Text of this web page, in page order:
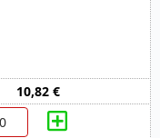
10,82 €